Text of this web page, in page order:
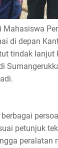
Mahasiswa
di depan
tindak
petunjuk
peralatan